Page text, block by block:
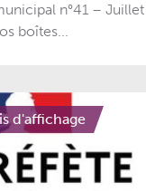
n°41 –
boîtes...
d'affichage